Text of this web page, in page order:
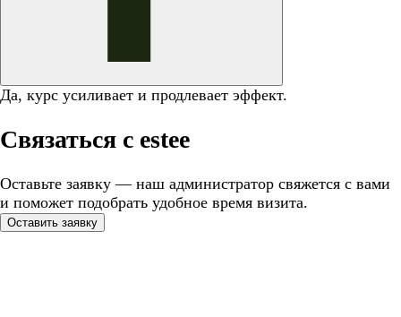
Да, курс усиливает и продлевает эффект.
Связаться с estee
Оставьте заявку — наш администратор свяжется с вами
и поможет подобрать удобное время визита.
Оставить заявку